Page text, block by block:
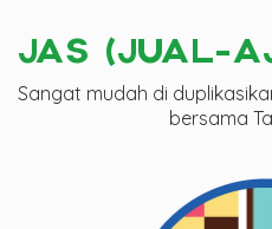
JAS (JUAL-
Sangat mudah di
bersama